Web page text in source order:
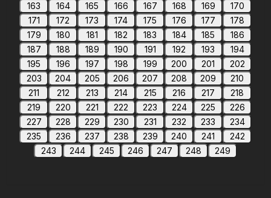
163
164 165 166 167 168 169
170
171
172 173 174 175 176 177
178
179
180 181 182 183 184 185
186
187
188 189 190 191 192 193
194
195
196 197 198 199 200 201
202
203
204 205 206 207 208 209
210
211
212 213 214 215 216 217
218
219
220 221 222 223 224 225
226
227
228 229 230 231 232 233
234
235
236 237 238 239 240 241
242
243
244 245 246 247 248 249